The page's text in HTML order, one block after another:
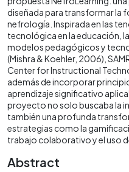
diseñada para transformar la
nefrología. Inspirada en las
tecnológica en la educación,
modelos pedagógicos y
(Mishra & Koehler, 2006),
Center for Instructional
además de incorporar
aprendizaje significativo
proyecto no solo buscaba la
también una profunda
estrategias como la
trabajo colaborativo y el uso
Abstract